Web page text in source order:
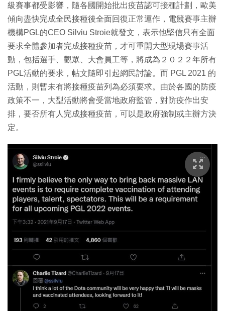
級賽事都受影響，隨各國開始批出疫苗認可接種計劃，歐美
傾向盡快完成全民接種後全面回復正常運作，電競賽事主辦
機構PGL的CEO Silviu Stroie就發文，表示他堅信只有全面
要求全體參加者完成接種疫苗，才可重開大型現場賽事活
動，包括選手、觀眾、大會員工等，將成為２０２２年所有
PGL活動的要求，帖文隨即引起網民討論。而 PGL 2021 的
活動，則暫未有將接種疫苗列為必須要求。由於各國的防疫
政策不一，大型活動將會受當地政府監管，對防疫作出安
排，要否所有人完成接種疫苗，可以是政府強制或主辦方決
定。